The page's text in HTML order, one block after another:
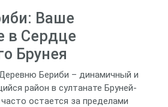
Ваше
в Сердце
Брунея
Бериби – динамичный и
район в султанате Бруней-
остается за пределами